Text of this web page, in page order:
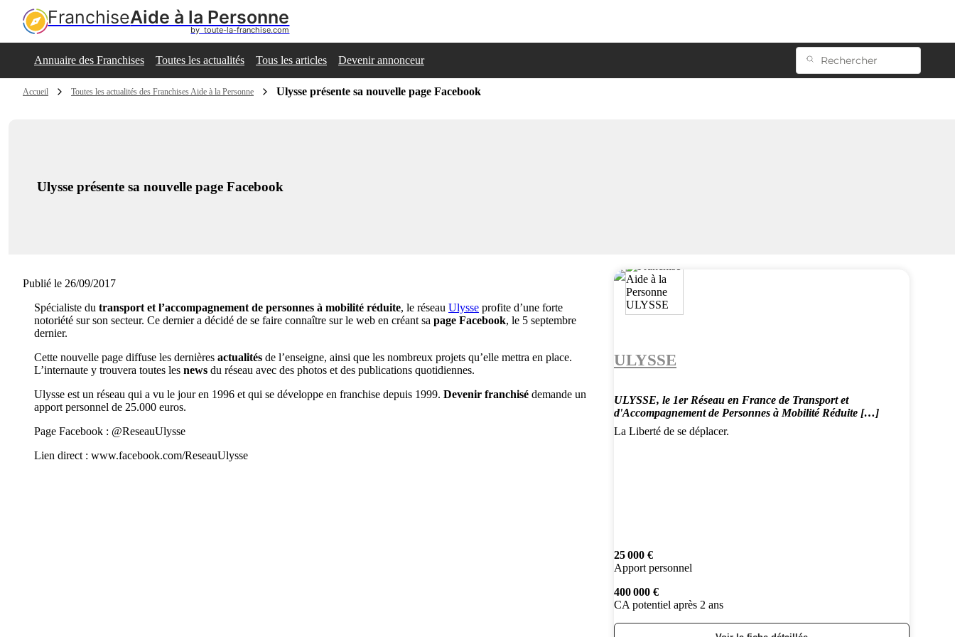
FranchiseAide à la Personne
by  toute-la-franchise.com
Annuaire des Franchises Toutes les actualités Tous les articles Devenir annonceur
Accueil Toutes les actualités des Franchises Aide à la Personne Ulysse présente sa nouvelle page Facebook
Ulysse présente sa nouvelle page Facebook
Publié le 26/09/2017
Spécialiste du transport et l’accompagnement de personnes à mobilité réduite, le réseau Ulysse profite d’une forte
notoriété sur son secteur. Ce dernier a décidé de se faire connaître sur le web en créant sa page Facebook, le 5 septembre
dernier.
Cette nouvelle page diffuse les dernières actualités de l’enseigne, ainsi que les nombreux projets qu’elle mettra en place.
L’internaute y trouvera toutes les news du réseau avec des photos et des publications quotidiennes.
Ulysse est un réseau qui a vu le jour en 1996 et qui se développe en franchise depuis 1999. Devenir franchisé demande un
apport personnel de 25.000 euros.
Page Facebook : @ReseauUlysse
Lien direct : www.facebook.com/ReseauUlysse
ULYSSE
ULYSSE, le 1er Réseau en France de Transport et
d'Accompagnement de Personnes à Mobilité Réduite […]
La Liberté de se déplacer.
25 000 €
Apport personnel
400 000 €
CA potentiel après 2 ans